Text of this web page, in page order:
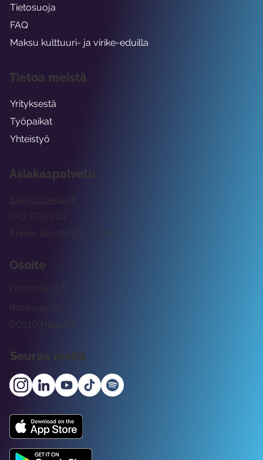
Asiakaspalvelu
tuki@rockway.fi
Arkisin klo 09:00 -15:00
045 7731 1111
Osoite
Rockway Oy
Lemuntie 3-5
00510 Helsinki
Seuraa meitä
Tietosuoja
FAQ
Maksu kulttuuri- ja virike-eduilla
Tietoa meistä
Yrityksestä
Työpaikat
Yhteistyö